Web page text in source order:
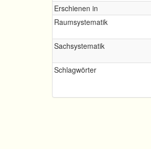
Erschienen in
Raumsystematik
Sachsystematik
Schlagwörter